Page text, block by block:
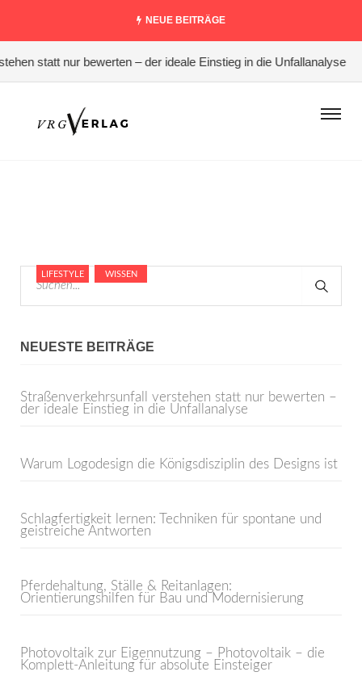
NEUE BEITRÄGE
statt nur bewerten – der ideale Einstieg in die Unfallanalyse
NEUESTE BEITRÄGE
Straßenverkehrsunfall verstehen statt nur bewerten –
der ideale Einstieg in die Unfallanalyse
Warum Logodesign die Königsdisziplin des Designs ist
Schlagfertigkeit lernen: Techniken für spontane und
geistreiche Antworten
Pferdehaltung, Ställe & Reitanlagen:
Orientierungshilfen für Bau und Modernisierung
Photovoltaik zur Eigennutzung – Photovoltaik – die
Komplett-Anleitung für absolute Einsteiger
LIFESTYLE WISSEN